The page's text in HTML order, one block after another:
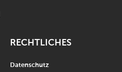
RECHTLICHES
Datenschutz